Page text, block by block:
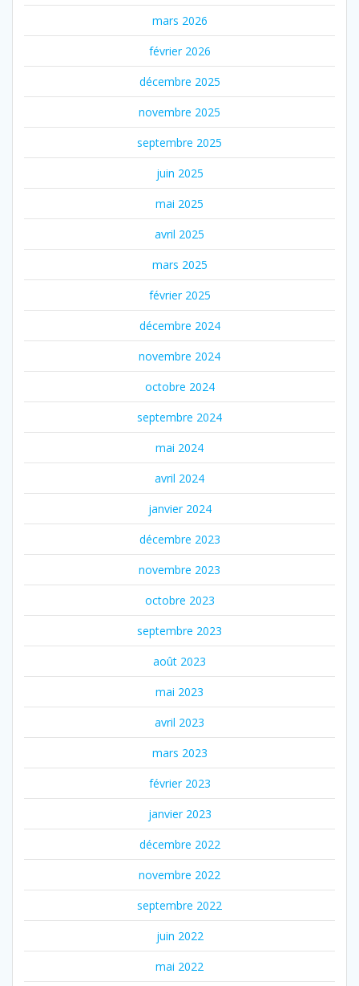
mars 2026
février 2026
décembre 2025
novembre 2025
septembre 2025
juin 2025
mai 2025
avril 2025
mars 2025
février 2025
décembre 2024
novembre 2024
octobre 2024
septembre 2024
mai 2024
avril 2024
janvier 2024
décembre 2023
novembre 2023
octobre 2023
septembre 2023
août 2023
mai 2023
avril 2023
mars 2023
février 2023
janvier 2023
décembre 2022
novembre 2022
septembre 2022
juin 2022
mai 2022